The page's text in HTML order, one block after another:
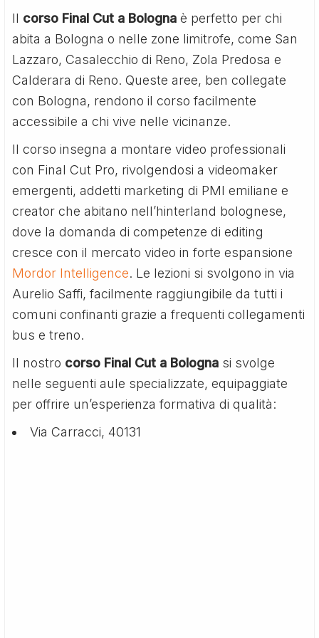
Il corso Final Cut a Bologna è perfetto per chi
abita a Bologna o nelle zone limitrofe, come San
Lazzaro, Casalecchio di Reno, Zola Predosa e
Calderara di Reno. Queste aree, ben collegate
con Bologna, rendono il corso facilmente
accessibile a chi vive nelle vicinanze.
Il corso insegna a montare video professionali
con Final Cut Pro, rivolgendosi a videomaker
emergenti, addetti marketing di PMI emiliane e
creator che abitano nell’hinterland bolognese,
dove la domanda di competenze di editing
cresce con il mercato video in forte espansione
Mordor Intelligence. Le lezioni si svolgono in via
Aurelio Saffi, facilmente raggiungibile da tutti i
comuni confinanti grazie a frequenti collegamenti
bus e treno.
Il nostro corso Final Cut a Bologna si svolge
nelle seguenti aule specializzate, equipaggiate
per offrire un’esperienza formativa di qualità:
Via Carracci, 40131